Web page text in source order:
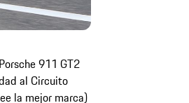
911 GT2
al Circuito
la mejor marca)